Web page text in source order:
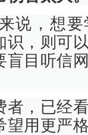
说，想
识，则可
盲目听信
者，已经
望用更严